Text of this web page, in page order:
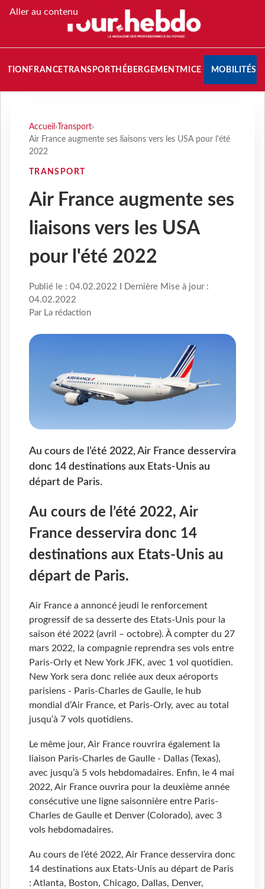
Aller au contenu
FRANCETRANSPORT HÉBERGEMENTMICE MOBILITÉS
Accueil › Transport›
Air France augmente ses liaisons vers les USA pour l'été
2022
TRANSPORT
Air France augmente ses
liaisons vers les USA
pour l'été 2022
Publié le : 04.02.2022 I Dernière Mise à jour :
04.02.2022
Par La rédaction
Au cours de l’été 2022, Air France desservira
donc 14 destinations aux Etats-Unis au
départ de Paris.
Au cours de l’été 2022, Air
France desservira donc 14
destinations aux Etats-Unis au
départ de Paris.
Air France a annoncé jeudi le renforcement
progressif de sa desserte des Etats-Unis pour la
saison été 2022 (avril – octobre). À compter du 27
mars 2022, la compagnie reprendra ses vols entre
Paris-Orly et New York JFK, avec 1 vol quotidien.
New York sera donc reliée aux deux aéroports
parisiens - Paris-Charles de Gaulle, le hub
mondial d’Air France, et Paris-Orly, avec au total
jusqu’à 7 vols quotidiens.
Le même jour, Air France rouvrira également la
liaison Paris-Charles de Gaulle - Dallas (Texas),
avec jusqu’à 5 vols hebdomadaires. Enfin, le 4 mai
2022, Air France ouvrira pour la deuxième année
consécutive une ligne saisonnière entre Paris-
Charles de Gaulle et Denver (Colorado), avec 3
vols hebdomadaires.
Au cours de l’été 2022, Air France desservira donc
14 destinations aux Etats-Unis au départ de Paris
: Atlanta, Boston, Chicago, Dallas, Denver,